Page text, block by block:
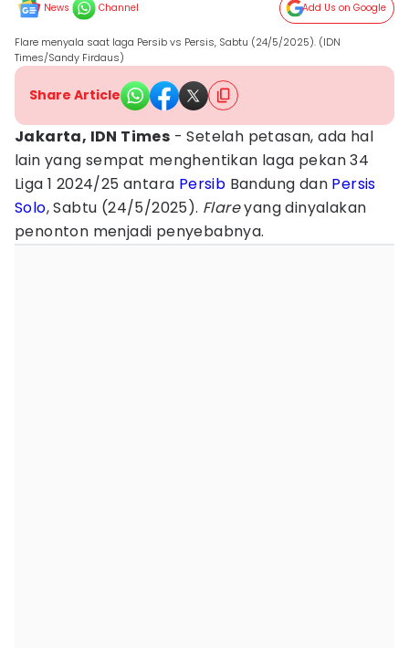
News Channel Add Us on Google
Flare menyala saat laga Persib vs Persis, Sabtu (24/5/2025). (IDN
Times/Sandy Firdaus)
Share Article
Jakarta, IDN Times - Setelah petasan, ada hal
lain yang sempat menghentikan laga pekan 34
Liga 1 2024/25 antara Persib Bandung dan Persis
Solo, Sabtu (24/5/2025). Flareyang dinyalakan
penonton menjadi penyebabnya.